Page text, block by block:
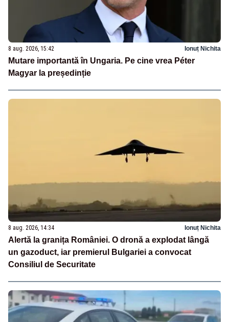
8 aug. 2026, 15:42 Ionuț Nichita
Mutare importantă în Ungaria. Pe cine vrea Péter
Magyar la președinție
8 aug. 2026, 14:34 Ionuț Nichita
Alertă la granița României. O dronă a explodat lângă
un gazoduct, iar premierul Bulgariei a convocat
Consiliul de Securitate